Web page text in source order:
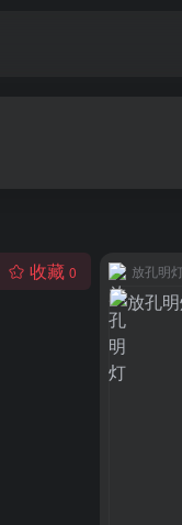
收藏 0 放孔明